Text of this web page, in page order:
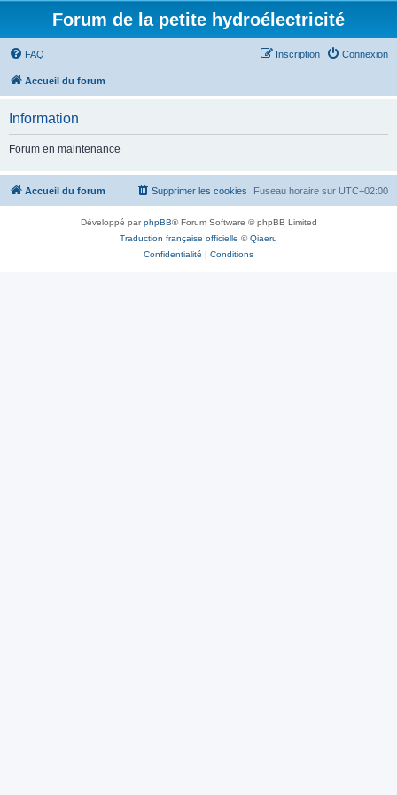
Forum de la petite hydroélectricité
FAQ Connexion
Inscription
Accueil du forum
Information
Forum en maintenance
Accueil du forum Fuseau horaire sur UTC+02:00
Supprimer les cookies
Développé parphpBB® Forum Software © phpBB Limited
Traduction française officielle ©Qiaeru
Confidentialité | Conditions